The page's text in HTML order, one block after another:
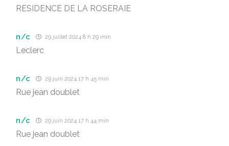
RESIDENCE DE LA ROSERAIE
n/c 29 juillet 2024 8 h 29 min
Leclerc
n/c 29 juin 2024 17 h 45 min
Rue jean doublet
n/c 29 juin 2024 17 h 44 min
Rue jean doublet